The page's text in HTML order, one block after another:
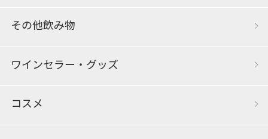
その他飲み物
ワインセラー・グッズ
コスメ